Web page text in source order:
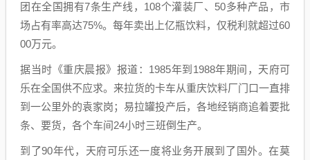
团在全国拥有7条生产线，108个灌装厂、50多种产品，市
场占有率高达75%。每年卖出上亿瓶饮料，仅税利就超过60
00万元。
据当时《重庆晨报》报道：1985年到1988年期间，天府可
乐在全国供不应求。来拉货的卡车从重庆饮料厂门口一直排
到一公里外的袁家岗；易拉罐投产后，各地经销商追着要批
条、要货，各个车间24小时三班倒生产。
到了90年代，天府可乐还一度将业务开展到了国外。在莫